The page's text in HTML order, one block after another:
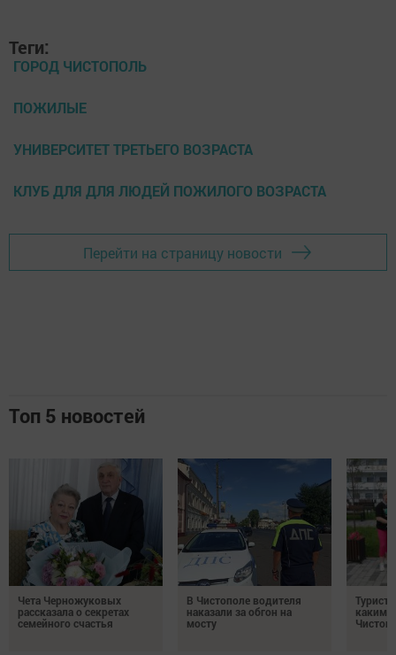
Теги:
ГОРОД ЧИСТОПОЛЬ
ПОЖИЛЫЕ
УНИВЕРСИТЕТ ТРЕТЬЕГО ВОЗРАСТА
КЛУБ ДЛЯ ДЛЯ ЛЮДЕЙ ПОЖИЛОГО ВОЗРАСТА
Перейти на страницу новости
Топ 5 новостей
Чета Черножуковых
рассказала о секретах
семейного счастья
В Чистополе водителя
наказали за обгон на
мосту
каким